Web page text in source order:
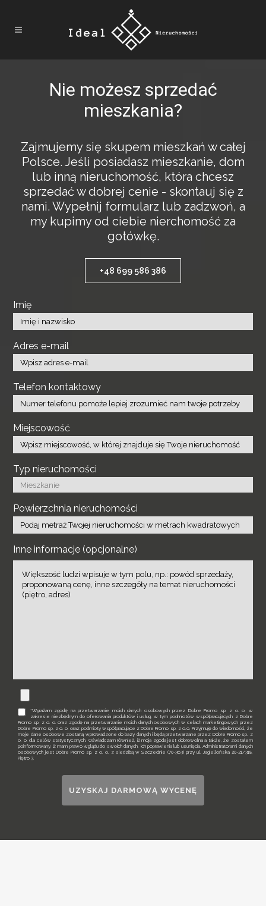
Nie możesz sprzedać
mieszkania?
Zajmujemy się skupem mieszkań w całej
Polsce. Jeśli posiadasz mieszkanie, dom
lub inną nieruchomość, która chcesz
sprzedać w dobrej cenie - skontauj się z
nami. Wypełnij formularz lub zadzwoń, a
my kupimy od ciebie nierchomość za
gotówkę.
+48 699 586 386
Imię
Adres e-mail
Telefon kontaktowy
Miejscowość
Typ nieruchomości
Powierzchnia nieruchomości
Inne informacje (opcjonalne)
*Wyrażam zgodę na przetwarzanie moich danych osobowych przez Dobre Promo sp. z o. o. w
zakresie niezbędnym do oferowania produktów i usług, w tym podmiotów współpracujących z Dobre
Promo sp. z o. o. oraz zgodę na przetwarzanie moich danych osobowych w celach marketingowych przez
Dobre Promo sp. z o. o. oraz podmioty współpracujące z Dobre Promo sp. z o.o. Przyjmuję do wiadomości, że
moje dane osobowe zostaną wprowadzone do bazy danych i będą przetwarzane przez Dobre Promo sp. z
o. o. dla celów statystycznych. Oświadczam również, iż moja zgoda jest dobrowolna a także, że zostałem
poinformowany, iż mam prawo wglądu do swoich danych, ich poprawienia lub usunięcia. Administratorami danych
osobowych jest Dobre Promo sp. z o. o. z siedzibą w Szczecinie (70-363) przy ul. Jagiellońska 20-21/318,
Piętro 3.